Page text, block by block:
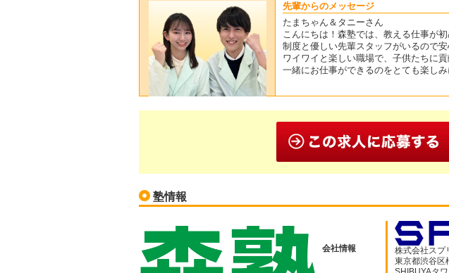
先輩からのメッセージ
たまちゃん＆タニーさん
こんにちは！森塾では、教える仕事が
制度と優しい先輩スタッフがいるので
ワイワイと楽しい職場で、子供たちに貢
一緒にお仕事ができるのをとても楽しみ
塾情報
会社情報
株式会社スプ
東京都渋谷区